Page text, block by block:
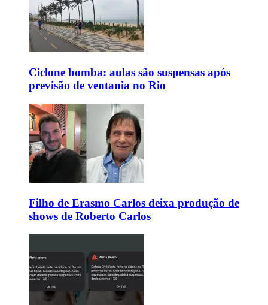
Ciclone bomba: aulas são suspensas após
previsão de ventania no Rio
Filho de Erasmo Carlos deixa produção de
shows de Roberto Carlos